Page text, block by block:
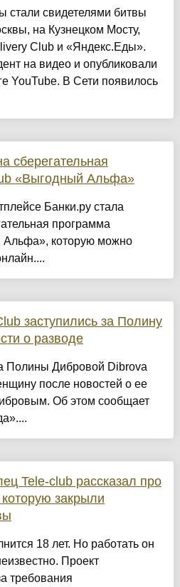
стали свидетелями битвы
на Кузнецком Мосту,
Club и «Яндекс.Еды».
на видео и опубликовали
YouTube. В Сети появилось
сберегательная
«Выгодный Альфа»
Банки.ру стала
программа
которую можно
заступились за Полину
о разводе
Полины Дибровой Dibrova
после новостей о ее
Об этом сообщает
Tele-club рассказал про
закрыли
18 лет. Но работать он
Проект
требования